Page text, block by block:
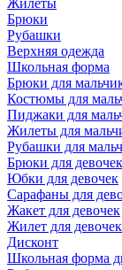
Жилеты
Брюки
Рубашки
Верхняя одежда
Школьная форма
Брюки для
Костюмы для
Пиджаки для
Жилеты для
Рубашки для
Брюки для девочек
Юбки для девочек
Сарафаны для
Жакет для девочек
Жилет для девочек
Дисконт
Школьная форма